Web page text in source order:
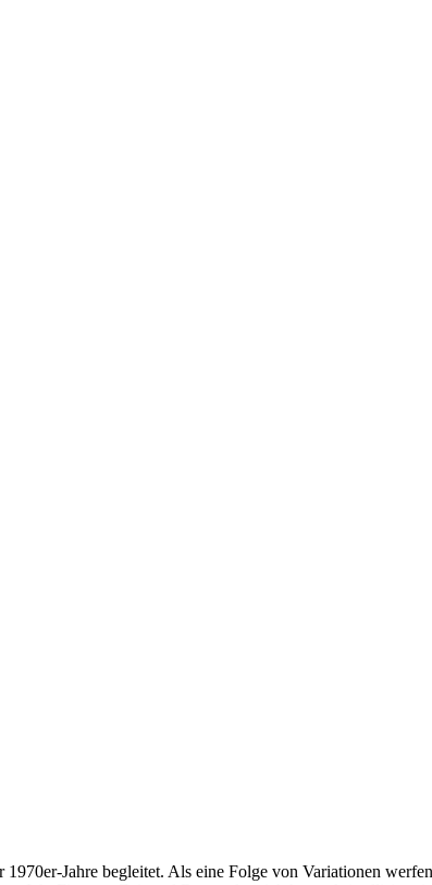
Jahre begleitet. Als eine Folge von Variationen